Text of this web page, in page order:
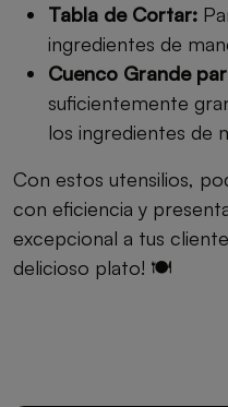
Tabla de Cortar:
ingredientes de
Cuenco Grande
suficientemente
los ingredientes de
Con estos utensilios,
con eficiencia y
excepcional a tus
delicioso plato! 🍽️